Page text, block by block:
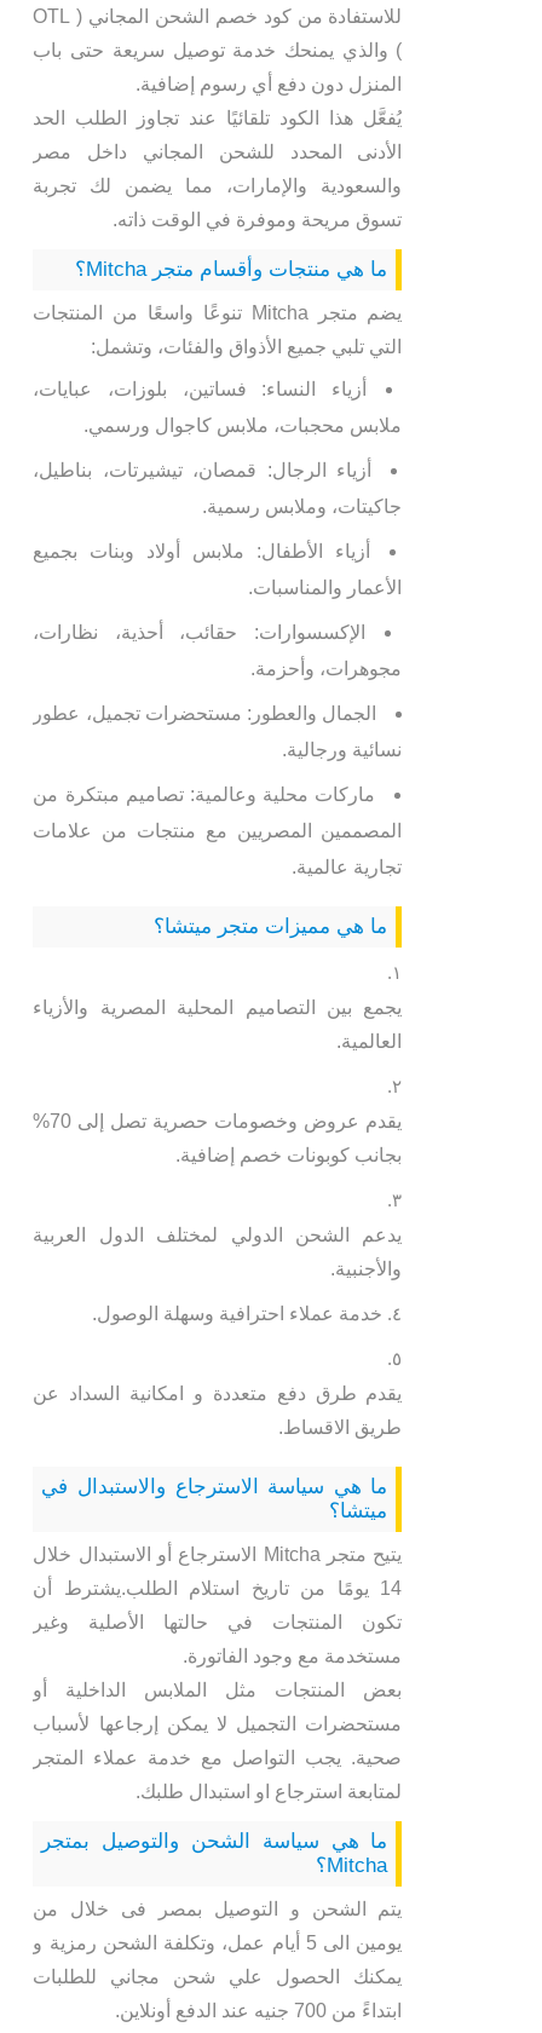
للاستفادة من كود خصم الشحن المجاني ( OTL
) والذي يمنحك خدمة توصيل سريعة حتى باب
المنزل دون دفع أي رسوم إضافية.
يُفعَّل هذا الكود تلقائيًا عند تجاوز الطلب الحد
الأدنى المحدد للشحن المجاني داخل مصر
والسعودية والإمارات، مما يضمن لك تجربة
تسوق مريحة وموفرة في الوقت ذاته.
ما هي منتجات وأقسام متجر Mitcha؟
يضم متجر Mitcha تنوعًا واسعًا من المنتجات
التي تلبي جميع الأذواق والفئات، وتشمل:
أزياء النساء: فساتين، بلوزات، عبايات،
ملابس محجبات، ملابس كاجوال ورسمي.
أزياء الرجال: قمصان، تيشيرتات، بناطيل،
جاكيتات، وملابس رسمية.
أزياء الأطفال: ملابس أولاد وبنات بجميع
الأعمار والمناسبات.
الإكسسوارات: حقائب، أحذية، نظارات،
مجوهرات، وأحزمة.
الجمال والعطور: مستحضرات تجميل، عطور
نسائية ورجالية.
ماركات محلية وعالمية: تصاميم مبتكرة من
المصممين المصريين مع منتجات من علامات
تجارية عالمية.
ما هي مميزات متجر ميتشا؟
يجمع بين التصاميم المحلية المصرية والأزياء
العالمية.
يقدم عروض وخصومات حصرية تصل إلى 70%
بجانب كوبونات خصم إضافية.
يدعم الشحن الدولي لمختلف الدول العربية
والأجنبية.
خدمة عملاء احترافية وسهلة الوصول.
يقدم طرق دفع متعددة و امكانية السداد عن
طريق الاقساط.
ما هي سياسة الاسترجاع والاستبدال في
ميتشا؟
يتيح متجر Mitcha الاسترجاع أو الاستبدال خلال
14 يومًا من تاريخ استلام الطلب.يشترط أن
تكون المنتجات في حالتها الأصلية وغير
مستخدمة مع وجود الفاتورة.
بعض المنتجات مثل الملابس الداخلية أو
مستحضرات التجميل لا يمكن إرجاعها لأسباب
صحية. يجب التواصل مع خدمة عملاء المتجر
لمتابعة استرجاع او استبدال طلبك.
ما هي سياسة الشحن والتوصيل بمتجر
Mitcha؟
يتم الشحن و التوصيل بمصر فى خلال من
يومين الى 5 أيام عمل، وتكلفة الشحن رمزية و
يمكنك الحصول علي شحن مجاني للطلبات
ابتداءً من 700 جنيه عند الدفع أونلاين.